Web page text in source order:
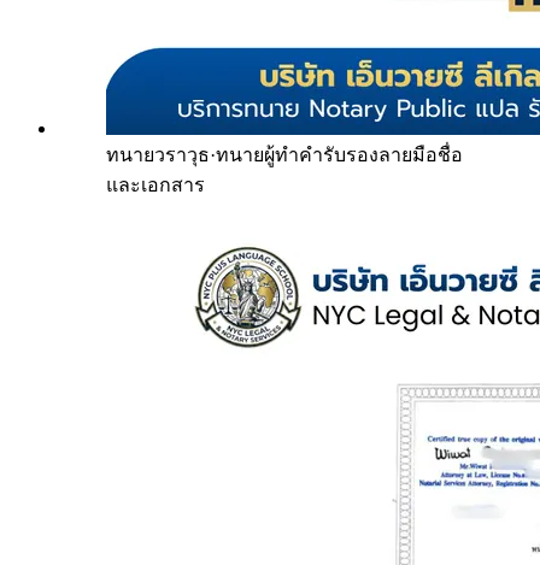
ทนายวราวุธ·ทนายผู้ทำคำรับรองลายมือชื่อ
และเอกสาร